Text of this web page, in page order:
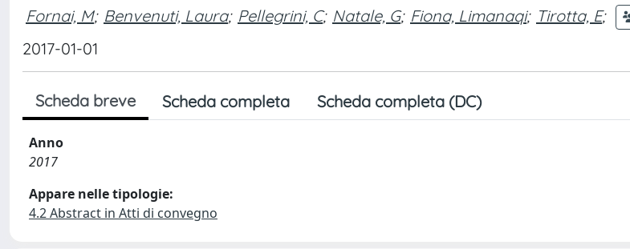
Fornai, M; Benvenuti, Laura; Pellegrini, C; Natale, G; Fiona, Limanaqi; Tirotta, E;
2017-01-01
Scheda breve Scheda completa Scheda completa (DC)
Anno
2017
Appare nelle tipologie:
4.2 Abstract in Atti di convegno